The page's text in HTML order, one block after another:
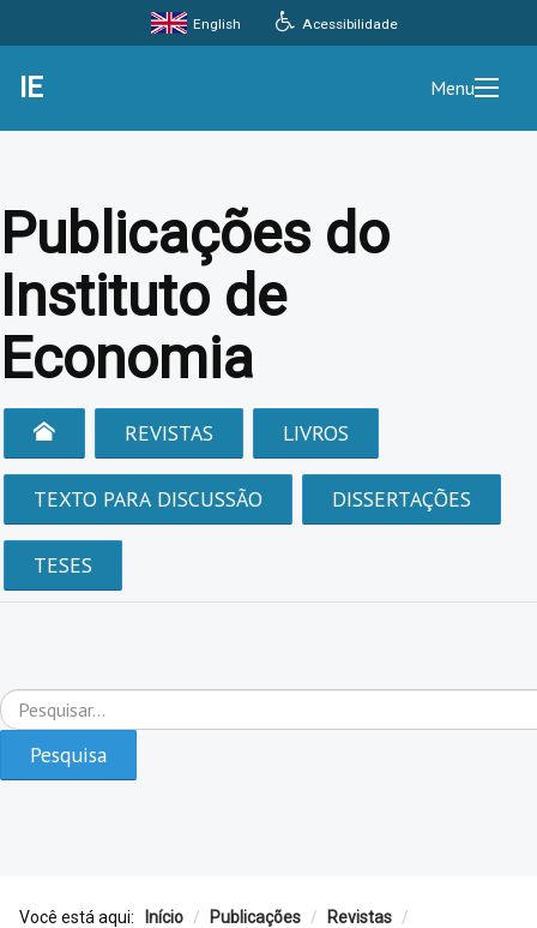
Acessibilidade
English
IE Menu
Publicações do
Instituto de
Economia
REVISTAS LIVROS
TEXTO PARA DISCUSSÃO DISSERTAÇÕES
TESES
Pesquisar...
Pesquisa
Você está aqui: Início / Publicações / Revistas /